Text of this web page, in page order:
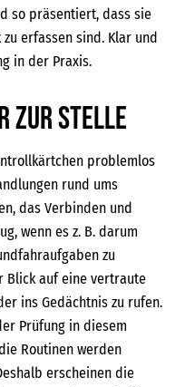
so präsentiert, dass sie
erfassen sind. Klar und
in der Praxis.
zur Stelle
problemlos
rund ums
das Verbinden und
wenn es z. B. darum
zu
Blick auf eine vertraute
ins Gedächtnis zu rufen.
Prüfung in diesem
Routinen werden
erscheinen die